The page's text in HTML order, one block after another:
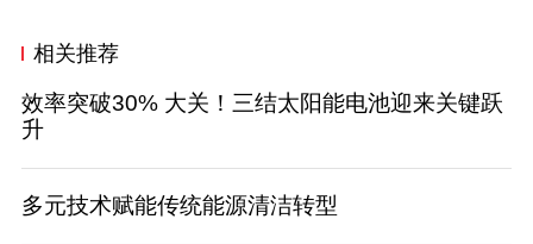
相关推荐
效率突破30% 大关！三结太阳能电池迎来关键跃
升
多元技术赋能传统能源清洁转型